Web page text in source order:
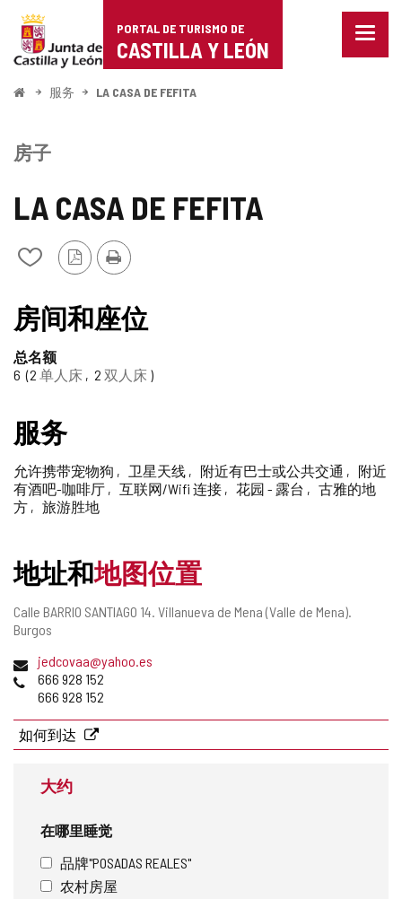
Portal
de
Turismo
Castilla
León
PORTAL DE TURISMO DE
CASTILLA Y LEÓN
菜
开
服务 LA CASA DE FEFITA
LA CASA DE FEFITA
从
笔
记
中
添
删
除
PDF
版
打
印
房子
房间和座位
总名额
6 2 单人床 2 双人床
服务
允许携带宠物狗 卫星天线 附近有巴士或公共交通
附近
有酒吧-咖啡厅
互联网/Wifi 连接 花园 - 露台
古雅的地
方
旅游胜地
地址和地图位置
邮
寄
址
Calle BARRIO SANTIAGO 14. Villanueva de Mena (Valle de Mena).
Burgos
电
子
地
址
jedcovaa@yahoo.es
电
666 928 152
666 928 152
如何到达
大约
在哪里睡觉
品牌"POSADAS REALES"
农村房屋